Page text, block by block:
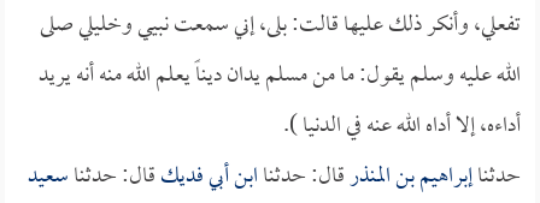
تفعلي، وأنكر ذلك عليها قالت: بلى، إني سمعت نبيي وخليلي صلى
الله عليه وسلم يقول: ما من مسلم يدان ديناً يعلم الله منه أنه يريد
أداءه، إلا أداه الله عنه في الدنيا ).
حدثناإبراهيم بن المنذرقال: حدثناابن أبي فديكقال: حدثناسعيد